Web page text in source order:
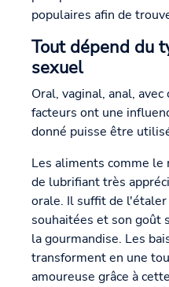
populaires afin de
Tout dépend du
sexuel
Oral, vaginal, anal,
facteurs ont une
donné puisse être
Les aliments comme
de lubrifiant très
orale. Il suffit de
souhaitées et son goût
la gourmandise. Les
transforment en une
amoureuse grâce à